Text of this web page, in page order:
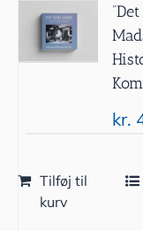
kr.
Tilføj til
kurv